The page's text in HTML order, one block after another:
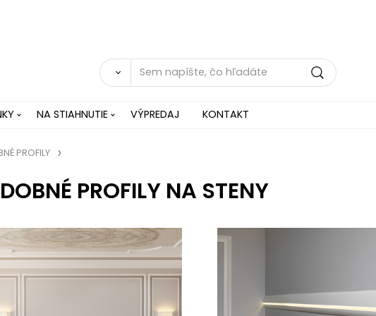
NA STIAHNUTIE VÝPREDAJ KONTAKT
PROFILY
PROFILY NA STENY